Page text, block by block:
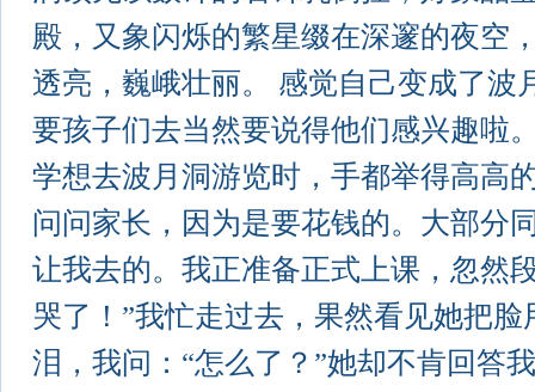
殿，又象闪烁的繁星缀在深邃的夜空
透亮，巍峨壮丽。 感觉自己变成了波
要孩子们去当然要说得他们感兴趣啦
学想去波月洞游览时，手都举得高高
问问家长，因为是要花钱的。大部分
让我去的。我正准备正式上课，忽然
哭了！”我忙走过去，果然看见她把
泪，我问：“怎么了？”她却不肯回答